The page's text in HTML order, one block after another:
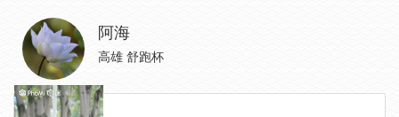
阿海
高雄 舒跑杯